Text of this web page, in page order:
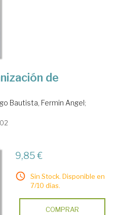
de
Bautista, Fermin Angel;
9,85 €
Sin Stock. Disponible en
7/10 días.
COMPRAR